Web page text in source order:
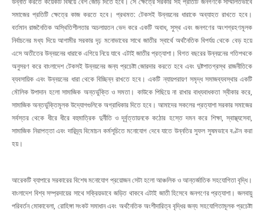
সমাজের প্রতিটি ক্ষেত্রে কাজ করতে হবে। প্রথমত: টেকসই উন্নয়নের ধারাকে অব্যাহত রাখতে হবে।
বর্তমান রাজনৈতিক অস্থিতিশীলতার অচলায়তন ভেদ করে একটি অবাধ, সুস্থ এবং জনগণের অংশগ্রহণমূলক
নির্বাচনের মধ্য দিয়ে আগামীর সরকার দৃঢ় মনোভাবের সাথে জাতীর স্বার্থে অর্থনৈতিক বিপর্যয় থেকে বেড় হয়ে
এসে অতীতের উন্নয়নের ধারাকে এগিয়ে নিয়ে যাবে এটাই জাতীর প্রত্যাশা। বিগত বছরের উন্নয়নের গতিপথকে
অনুসরণ করে বাংলাদেশ টেকসই উন্নয়নের জন্য প্রচেষ্টা জোরদার করতে হবে এবং দুষ্টপাতগ্রস্থ রাজনীতিকে
ব্যবসায়িক এবং উন্নয়নের ধারা থেকে বিচ্ছিন্ন রাখতে হবে। একটি ন্যায়পরায়ণ সমৃদ্ধ সমাজব্যবস্থার একটি
মৌলিক উপাদান হলো সামাজিক অন্তর্ভুক্তি ও সমতা। কাউকে পিছিয়ে না রাখার বাধ্যবাধকতা স্বীকার করে,
সামাজিক অন্তর্ভুক্তিমূলক উদ্যোগগুলিকে অগ্রাধিকার দিতে হবে। আমাদের সকলের প্রত্যাশা সরকার সমাজের
সর্বস্তর থেকে ধীরে ধীরে বহুমাত্রিক দুর্নীতি ও দূর্বৃত্তায়নকে কঠোর হস্তে দমন করে শিক্ষা, স্বাস্থ্যসেবা,
সামাজিক নিরাপত্তা এবং দারিদ্র্য বিমোচন কর্মসূচিতে মনোযোগ দেবে যাতে উন্নতির সুফল সুষমভাবে বণ্টন করা
হয়।
আরেকটি ব্যাপারে সরকারের বিশেষ মনোযোগ প্রয়োজন সেটা হলো আঞ্চলিক ও আন্তর্জাতিক সহযোগিতা বৃদ্ধি।
বাংলাদেশ বিশ্ব সম্প্রদায়ের সাথে সক্রিয়ভাবে জড়িত থাকবে এটাই জাতী হিসেবে জনগণের প্রত্যাশা। জলবায়ু
পরিবর্তন মোকাবেলা, রোহিঙ্গা সংকট সমাধান এবং অর্থনৈতিক অংশীদারিত্ব বৃদ্ধির জন্য সহযোগিতামূলক প্রচেষ্টা